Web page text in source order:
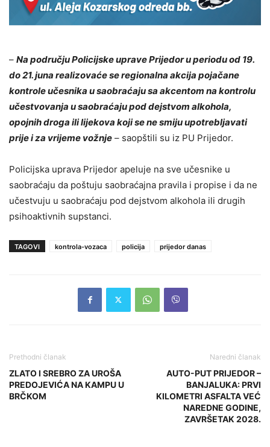
– Na području Policijske uprave Prijedor u periodu od 19.
do 21. juna realizovaće se regionalna akcija pojačane
kontrole učesnika u saobraćaju sa akcentom na kontrolu
učestvovanja u saobraćaju pod dejstvom alkohola,
opojnih droga ili lijekova koji se ne smiju upotrebljavati
prije i za vrijeme vožnje – saopštili su iz PU Prijedor.
Policijska uprava Prijedor apeluje na sve učesnike u
saobraćaju da poštuju saobraćajna pravila i propise i da ne
učestvuju u saobraćaju pod dejstvom alkohola ili drugih
psihoaktivnih supstanci.
TAGOVI kontrola-vozaca policija prijedor danas
Prethodni članak
ZLATO I SREBRO ZA UROŠA
PREDOJEVIĆA NA KAMPU U
BRČKOM
Naredni članak
AUTO-PUT PRIJEDOR –
BANJALUKA: PRVI
KILOMETRI ASFALTA VEĆ
NAREDNE GODINE,
ZAVRŠETAK 2028.